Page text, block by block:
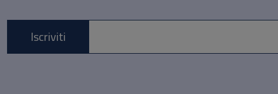
E-mail *
Iscriviti